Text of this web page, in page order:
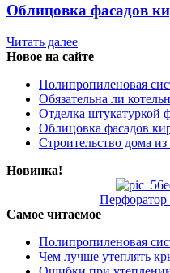
Облицовка фасадов
Читать далее
Новое на сайте
Полипропиленовая
Обязательна ли
Отделка штукатуркой
Облицовка фасадов
Строительство дома из
Новинка!
Самое читаемое
Полипропиленовая
Чем лучше утеплять